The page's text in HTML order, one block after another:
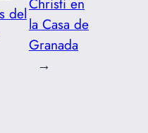
del
la Casa de
Granada
→